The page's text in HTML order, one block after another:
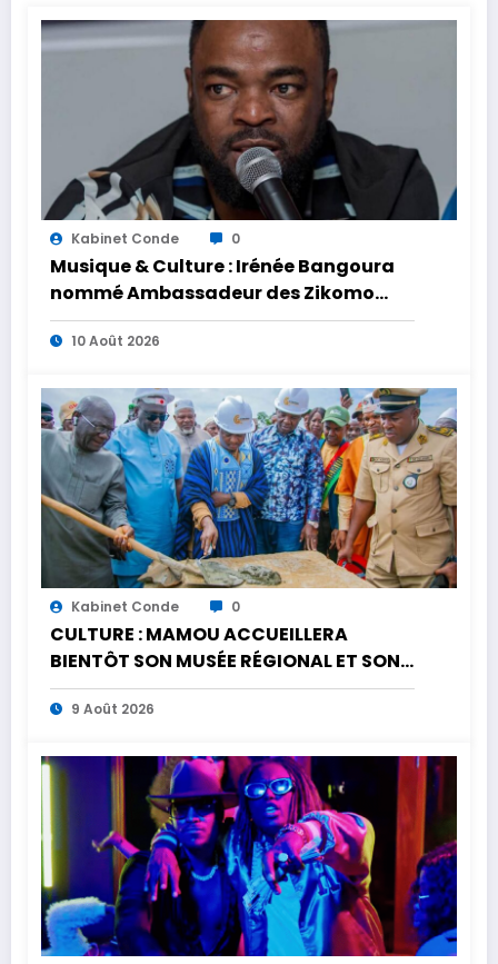
Kabinet Conde 0
Musique & Culture : Irénée Bangoura
nommé Ambassadeur des Zikomo
Africa Awards
10 Août 2026
Kabinet Conde 0
CULTURE : MAMOU ACCUEILLERA
BIENTÔT SON MUSÉE RÉGIONAL ET SON
CENTRE CULTUREL
9 Août 2026